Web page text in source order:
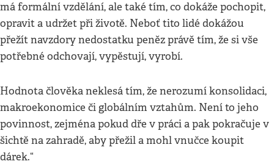
má formální vzdělání, ale také tím, co dokáže pochopit,
opravit a udržet při životě. Neboť tito lidé dokážou
přežít navzdory nedostatku peněz právě tím, že si vše
potřebné odchovají, vypěstují, vyrobí.
Hodnota člověka neklesá tím, že nerozumí konsolidaci,
makroekonomice či globálním vztahům. Není to jeho
povinnost, zejména pokud dře v práci a pak pokračuje v
šichtě na zahradě, aby přežil a mohl vnučce koupit
dárek.“